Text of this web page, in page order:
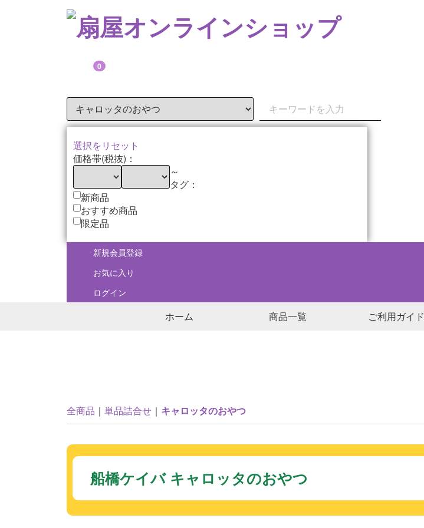
0
選択をリセット
価格帯(税抜)：
～
タグ：
新商品
おすすめ商品
限定品
新規会員登録
お気に入り
ログイン
ホーム 商品一覧 ご利用ガイド
全商品 単品詰合せ キャロッタのおやつ
船橋ケイバ キャロッタのおやつ